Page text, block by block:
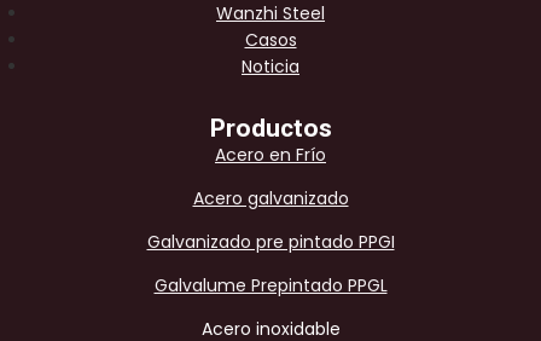
Wanzhi Steel
Casos
Noticia
Productos
Acero en Frío
Acero galvanizado
Galvanizado pre pintado PPGI
Galvalume Prepintado PPGL
Acero inoxidable